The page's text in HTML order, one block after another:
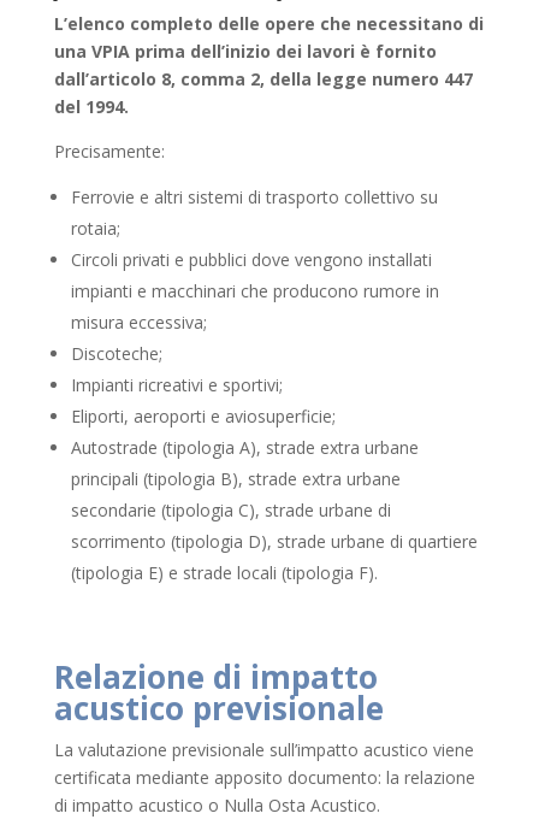
L’elenco completo delle opere che necessitano di
una VPIA prima dell’inizio dei lavori è fornito
dall’articolo 8, comma 2, della legge numero 447
del 1994.
Precisamente:
Ferrovie e altri sistemi di trasporto collettivo su
rotaia;
Circoli privati e pubblici dove vengono installati
impianti e macchinari che producono rumore in
misura eccessiva;
Discoteche;
Impianti ricreativi e sportivi;
Eliporti, aeroporti e aviosuperficie;
Autostrade (tipologia A), strade extra urbane
principali (tipologia B), strade extra urbane
secondarie (tipologia C), strade urbane di
scorrimento (tipologia D), strade urbane di quartiere
(tipologia E) e strade locali (tipologia F).
Relazione di impatto
acustico previsionale
La valutazione previsionale sull’impatto acustico viene
certificata mediante apposito documento: la relazione
di impatto acustico o Nulla Osta Acustico.